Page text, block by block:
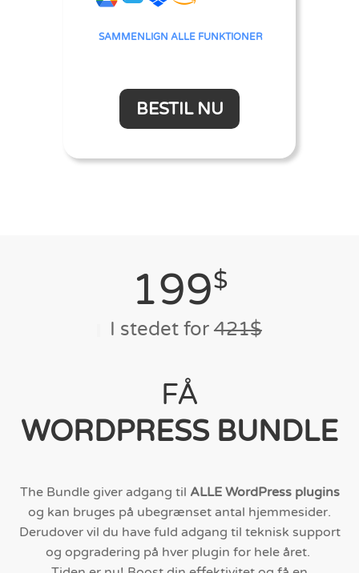
SAMMENLIGN ALLE FUNKTIONER
BESTIL NU
199$
I stedet for 421$
FÅ
WORDPRESS BUNDLE
The Bundle giver adgang til ALLE WordPress plugins
og kan bruges på ubegrænset antal hjemmesider.
Derudover vil du have fuld adgang til teknisk support
og opgradering på hver plugin for hele året.